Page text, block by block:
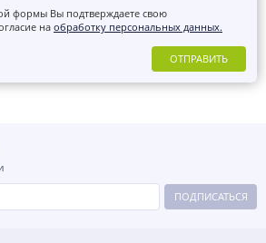
формы Вы подтверждаете свою
на обработку персональных данных.
ОТПРАВИТЬ
ПОДПИСАТЬСЯ